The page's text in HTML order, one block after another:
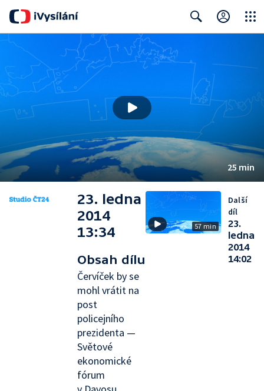
25 min
23. ledna
2014
13:34
Obsah dílu
Červíček by se
mohl vrátit na
post
policejního
prezidenta —
Světové
ekonomické
fórum
57 min
Další
díl
23.
ledna
2014
14:02